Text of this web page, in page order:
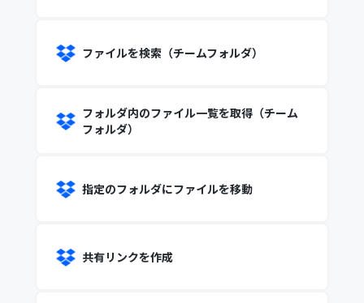
ファイルを検索（チームフォルダ）
フォルダ内のファイル一覧を取得（チーム
フォルダ）
指定のフォルダにファイルを移動
共有リンクを作成